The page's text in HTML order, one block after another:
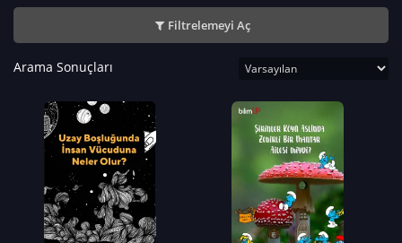
Filtrelemeyi Aç
Arama Sonuçları